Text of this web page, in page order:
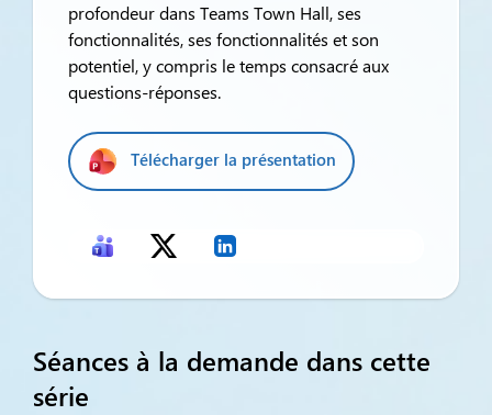
profondeur dans Teams Town Hall, ses
fonctionnalités, ses fonctionnalités et son
potentiel, y compris le temps consacré aux
questions-réponses.
Télécharger la présentation
Séances à la demande dans cette
série